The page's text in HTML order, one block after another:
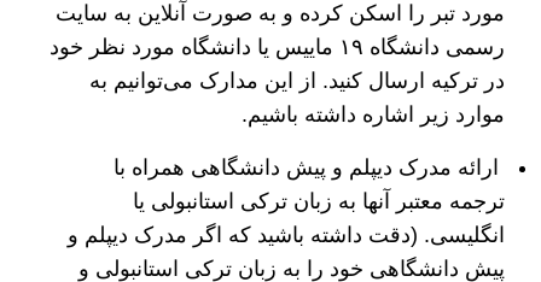
مورد تبر را اسکن کرده و به صورت آنلاین به سایت
رسمی دانشگاه ۱۹ ماییس یا دانشگاه مورد نظر خود
در ترکیه ارسال کنید. از این مدارک می‌توانیم به
موارد زیر اشاره داشته باشیم.
ارائه مدرک دیپلم و پیش دانشگاهی همراه با
ترجمه معتبر آنها به زبان ترکی استانبولی یا
انگلیسی. (دقت داشته باشید که اگر مدرک دیپلم و
پیش دانشگاهی خود را به زبان ترکی استانبولی و